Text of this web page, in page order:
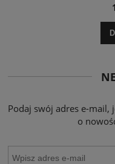
Podaj swój adres e-mail,
o